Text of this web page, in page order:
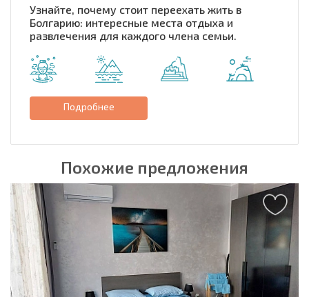
Узнайте, почему стоит переехать жить в
Болгарию: интересные места отдыха и
развлечения для каждого члена семьи.
Подробнее
Похожие предложения